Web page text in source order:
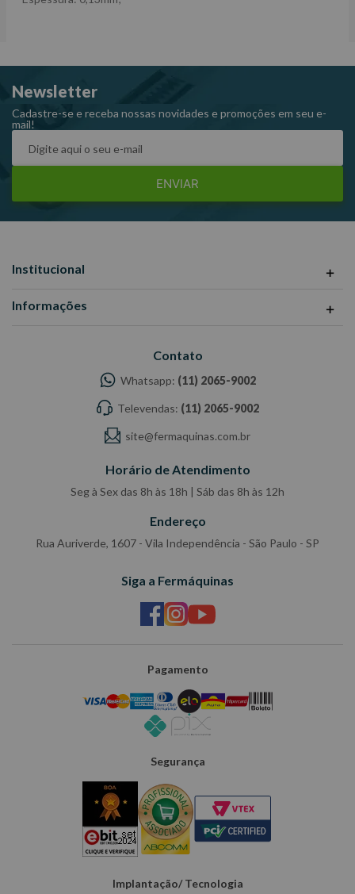
Newsletter
Cadastre-se e receba nossas novidades e promoções em seu e-
mail!
ENVIAR
Institucional
Informações
Contato
Whatsapp: (11) 2065-9002
Televendas: (11) 2065-9002
site@fermaquinas.com.br
Horário de Atendimento
Seg à Sex das 8h às 18h | Sáb das 8h às 12h
Endereço
Rua Auriverde, 1607 - Vila Independência - São Paulo - SP
Siga a Fermáquinas
Pagamento
Segurança
Implantação/ Tecnologia